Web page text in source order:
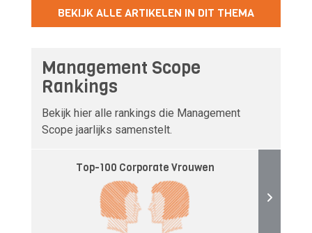
BEKIJK ALLE ARTIKELEN IN DIT THEMA
Management Scope
Rankings
Bekijk hier alle rankings die Management
Scope jaarlijks samenstelt.
Top-100 Corporate Vrouwen